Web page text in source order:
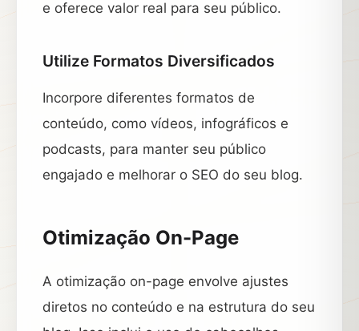
e oferece valor real para seu público.
Utilize Formatos Diversificados
Incorpore diferentes formatos de
conteúdo, como vídeos, infográficos e
podcasts, para manter seu público
engajado e melhorar o SEO do seu blog.
Otimização On-Page
A otimização on-page envolve ajustes
diretos no conteúdo e na estrutura do seu